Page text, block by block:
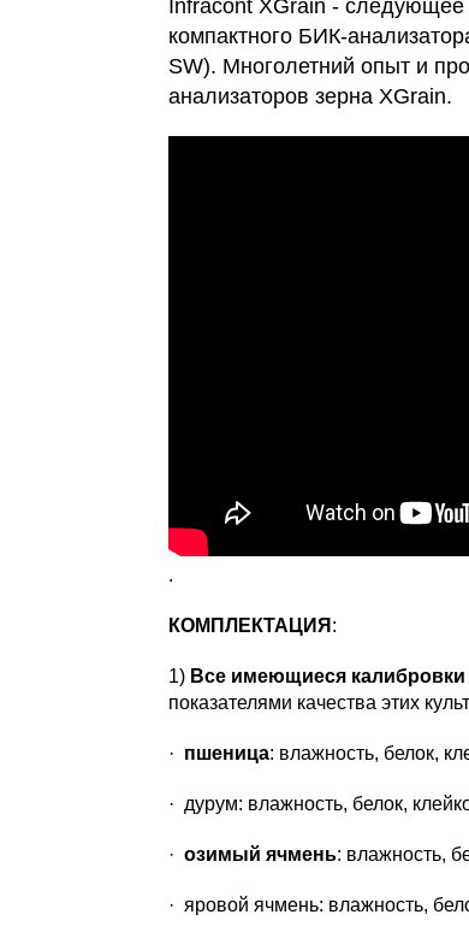
Infracont XGrain - следующее
компактного БИК-
SW). Многолетний опыт и
анализаторов зерна XGrain.
.
КОМПЛЕКТАЦИЯ :
1) Все имеющиеся калибровки
показателями качества этих
· пшеница: влажность, белок,
· дурум: влажность, белок,
· озимый ячмень: влажность,
· яровой ячмень: влажность,